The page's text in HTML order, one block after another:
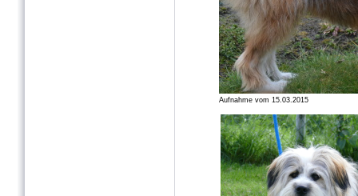
Aufnahme vom 15.03.2015